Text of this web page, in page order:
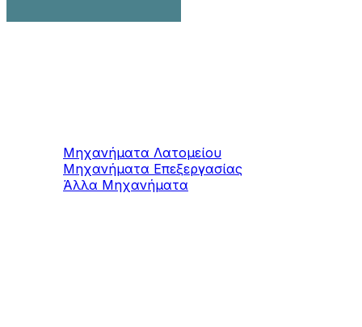
Μηχανήματα Λατομείου
Μηχανήματα Επεξεργασίας
Άλλα Μηχανήματα